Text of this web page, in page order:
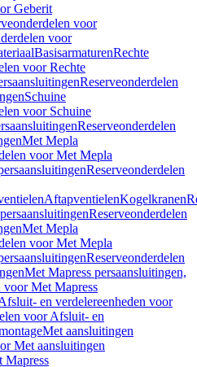
Geberit
voor
voor
BasisarmaturenRechte
voor Rechte
Reserveonderdelen
Schuine
voor Schuine
Reserveonderdelen
Met Mepla
voor Met Mepla
Reserveonderdelen
AftapventielenKogelkranen
Reserveonderdelen
Met Mepla
voor Met Mepla
Reserveonderdelen
Met Mapress persaansluitingen,
voor Met Mapress
en verdelereenheden voor
voor Afsluit- en
Met aansluitingen
Met aansluitingen
Mapress